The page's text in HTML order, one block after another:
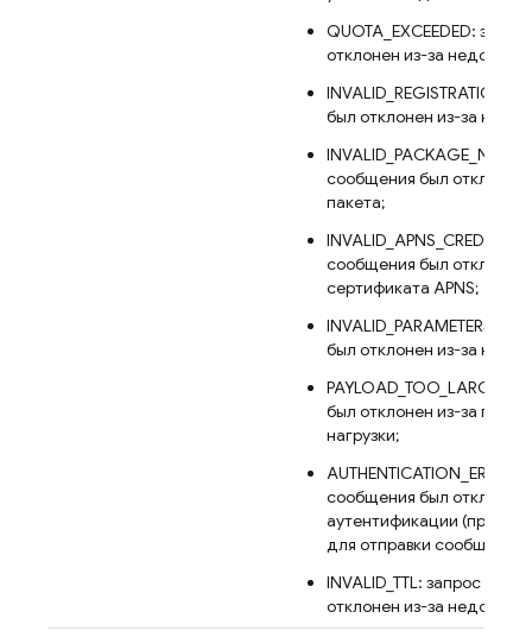
QUOTA_EXCEEDED:
отклонен из-за
INVALID_REGISTRATION:
был отклонен из-за
сообщения был отклонен
пакета;
сообщения был отклонен
сертификата APNS;
INVALID_PARAMETERS:
был отклонен из-за
PAYLOAD_TOO_LARGE:
был отклонен из-за
нагрузки;
сообщения был отклонен
аутентификации
для отправки сообщения);
INVALID_TTL: запрос на
отклонен из-за